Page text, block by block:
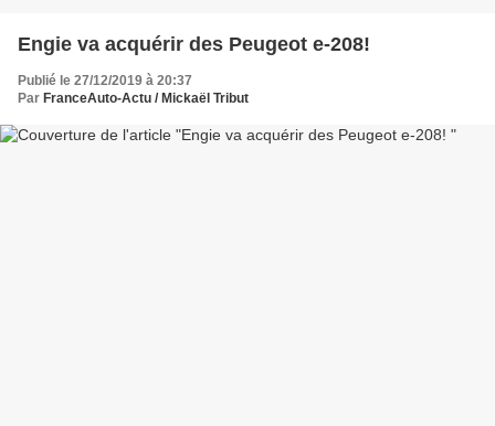
Engie va acquérir des Peugeot e-208!
Publié le 27/12/2019 à 20:37
Par FranceAuto-Actu / Mickaël Tribut